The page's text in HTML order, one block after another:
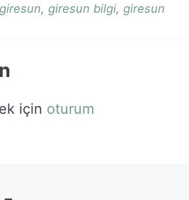
giresun, giresun bilgi, giresun
için oturum